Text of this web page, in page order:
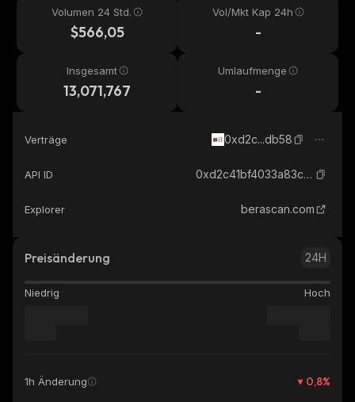
Volumen 24 Std.
$566,05
Vol/Mkt Kap 24h
-
Insgesamt
13,071,767
Umlaufmenge
-
Verträge 0xd2c...db58
API ID 0xd2c41bf4033a83c0fc3a7f58a392bf37d6dcdb58_berachain
Explorer berascan.com
Preisänderung 24H
Niedrig Hoch
1h Änderung 0,8%